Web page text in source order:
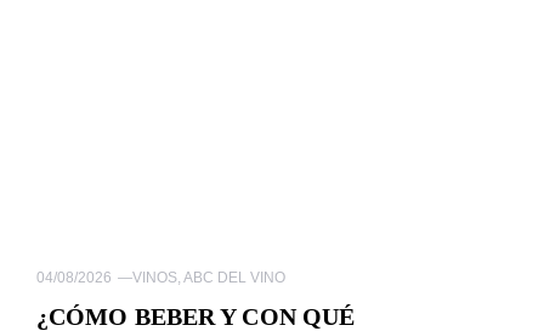
04/08/2026 —VINOS ABC DEL VINO
¿CÓMO BEBER Y CON QUÉ